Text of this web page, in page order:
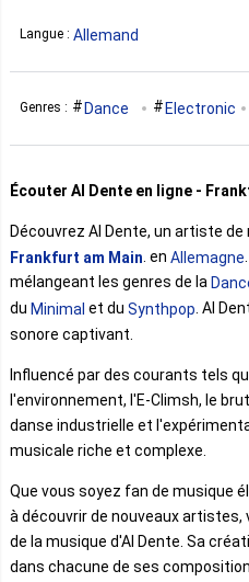
Langue : Allemand
Genres : Dance Electronic
Écouter Al Dente en ligne -
Découvrez Al Dente, un artiste
Frankfurt am Main . en Allemagne
mélangeant les genres de la
du Minimal et du Synthpop . Al
sonore captivant.
Influencé par des courants tels
l'environnement, l'E-Climsh, le
danse industrielle et
musicale riche et complexe.
Que vous soyez fan de musique
à découvrir de nouveaux
de la musique d'Al Dente. Sa
dans chacune de ses